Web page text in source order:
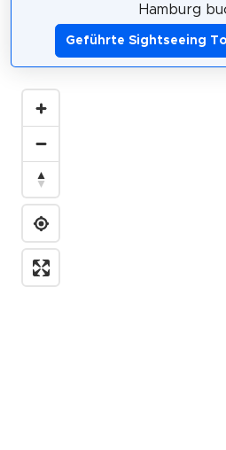
Hamburg
Geführte Sightseeing